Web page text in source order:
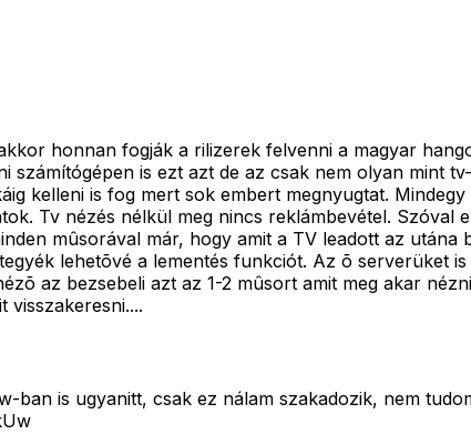
honnan fogják a rilizerek felvenni a magyar
számítógépen is ezt azt de az csak nem olyan mint
kelleni is fog mert sok embert megnyugtat.
Tv nézés nélkül meg nincs reklámbevétel. Szóval
mûsorával már, hogy amit a TV leadott az
lehetõvé a lementés funkciót. Az õ serverüket
az bezsebeli azt az 1-2 mûsort amit meg akar
visszakeresni....
ban is ugyanitt, csak ez nálam szakadozik, nem